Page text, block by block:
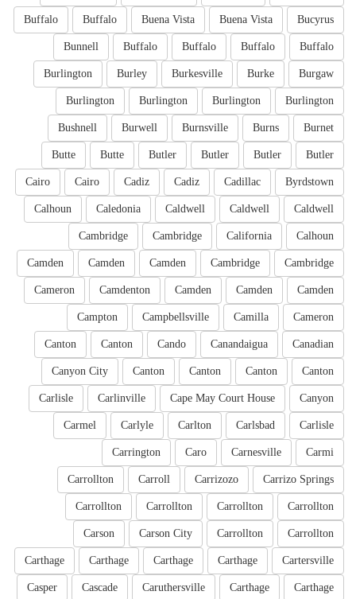
Bucyrus
Buena Vista
Buena Vista
Buffalo
Buffalo
Buffalo
Buffalo
Buffalo
Buffalo
Bunnell
Burgaw
Burke
Burkesville
Burley
Burlington
Burlington
Burlington
Burlington
Burlington
Burnet
Burns
Burnsville
Burwell
Bushnell
Butler
Butler
Butler
Butler
Butte
Butte
Byrdstown
Cadillac
Cadiz
Cadiz
Cairo
Cairo
Caldwell
Caldwell
Caldwell
Caledonia
Calhoun
Calhoun
California
Cambridge
Cambridge
Cambridge
Cambridge
Camden
Camden
Camden
Camden
Camden
Camden
Camdenton
Cameron
Cameron
Camilla
Campbellsville
Campton
Canadian
Canandaigua
Cando
Canton
Canton
Canton
Canton
Canton
Canton
Canyon City
Canyon
Cape May Court House
Carlinville
Carlisle
Carlisle
Carlsbad
Carlton
Carlyle
Carmel
Carmi
Carnesville
Caro
Carrington
Carrizo Springs
Carrizozo
Carroll
Carrollton
Carrollton
Carrollton
Carrollton
Carrollton
Carrollton
Carrollton
Carson City
Carson
Cartersville
Carthage
Carthage
Carthage
Carthage
Carthage
Carthage
Caruthersville
Cascade
Casper